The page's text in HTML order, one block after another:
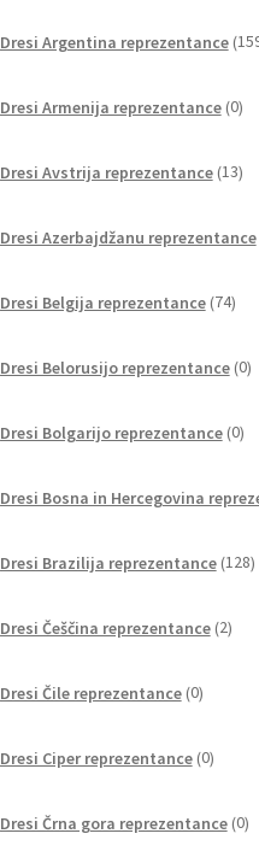
Dresi Argentina reprezentance
Dresi Armenija reprezentance 0
Dresi Avstrija reprezentance 13
Dresi Azerbajdžanu reprezentance
Dresi Belgija reprezentance 74
Dresi Belorusijo reprezentance 0
Dresi Bolgarijo reprezentance 0
Dresi Bosna in Hercegovina
Dresi Brazilija reprezentance 128
Dresi Češčina reprezentance 2
Dresi Čile reprezentance 0izdelkov
Dresi Ciper reprezentance 0izdelkov
Dresi Črna gora reprezentance 0